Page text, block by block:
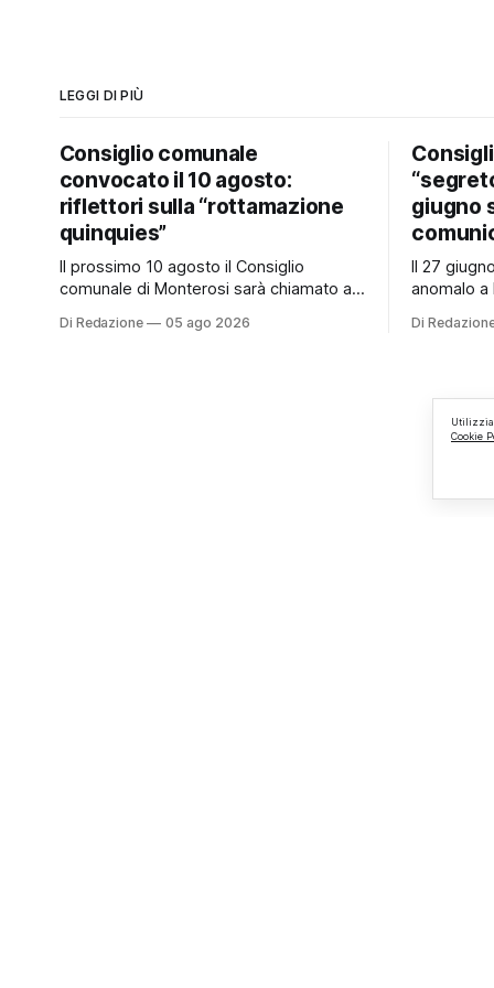
LEGGI DI PIÙ
Consiglio comunale
convocato il 10 agosto:
riflettori sulla “rottamazione
quinquies”
Il prossimo 10 agosto il Consiglio
comunale di Monterosi sarà chiamato a
incidere concretamente sulle tasche di
Di Redazione 05 ago 2026
giugno
Il 27
anomalo a
a quanto
Consiglio
Di
Cookie